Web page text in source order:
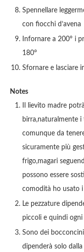
Spennellare
con fiocchi d’avena
Infornare a 200° i
180°
Sfornare e lasciare
Notes
Il lievito madre
birra,naturalmente
comunque da
sicuramente più
frigo,magari
possono essere
comodità ho usato
Le pezzature
piccoli e quindi
Sono dei
dipenderà solo